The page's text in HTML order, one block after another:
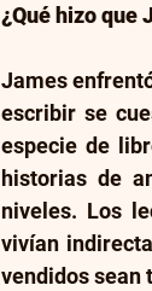
¿Qué hizo que
James
escribir se
especie de
historias de
niveles. Los
vivían
vendidos sean